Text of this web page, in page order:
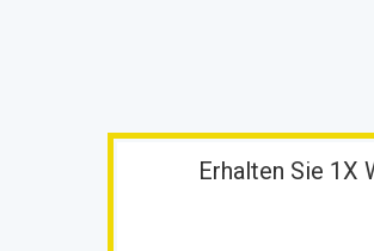
Erhalten Sie 1X